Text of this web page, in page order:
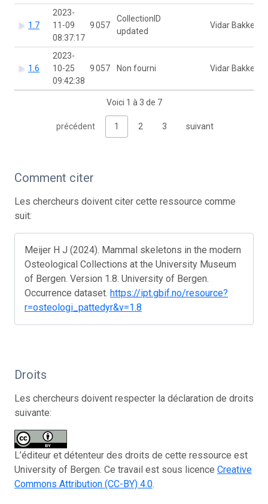
1.7
2023-
11-09
08:37:17
9 057
CollectionID
updated
Vidar Bakken
1.6
2023-
10-25
09:42:38
9 057 Non fourni Vidar Bakken
Voici 1 à 3 de 7
précédent 1 2 3 suivant
Comment citer
Les chercheurs doivent citer cette ressource comme
suit:
Meijer H J (2024). Mammal skeletons in the modern
Osteological Collections at the University Museum
of Bergen. Version 1.8. University of Bergen.
Occurrence dataset. https://ipt.gbif.no/resource?
r=osteologi_pattedyr&v=1.8
Droits
Les chercheurs doivent respecter la déclaration de droits
suivante:
L’éditeur et détenteur des droits de cette ressource est
University of Bergen. Ce travail est sous licence Creative
Commons Attribution (CC-BY) 4.0.